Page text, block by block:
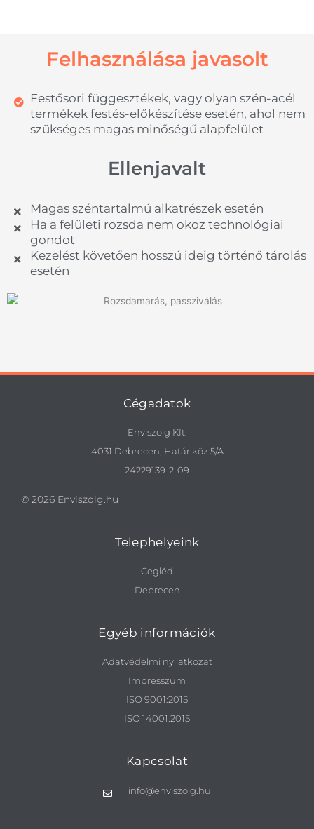
Felhasználása javasolt
Festősori függesztékek, vagy olyan szén-acél
termékek festés-előkészítése esetén, ahol nem
szükséges magas minőségű alapfelület
Ellenjavalt
Magas széntartalmú alkatrészek esetén
Ha a felületi rozsda nem okoz technológiai
gondot
Kezelést követően hosszú ideig történő tárolás
esetén
Cégadatok
Enviszolg Kft.
4031 Debrecen, Határ köz 5/A
24229139-2-09
© 2026 Enviszolg.hu
Telephelyeink
Cegléd
Debrecen
Egyéb információk
Adatvédelmi nyilatkozat
Impresszum
ISO 9001:2015
ISO 14001:2015
Kapcsolat
info@enviszolg.hu